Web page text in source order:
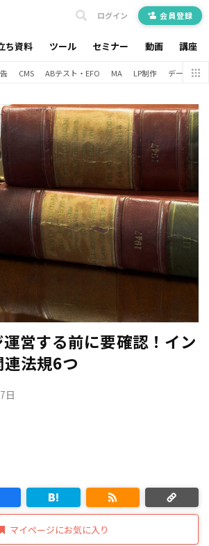
ち資料 ツール セミナー 動画 講座
ログイン 会員登録
CMS ABテスト・EFO MA LP制作 データ分析
営する前に要確認！イン
法規6つ
日
マイページにお気に入り